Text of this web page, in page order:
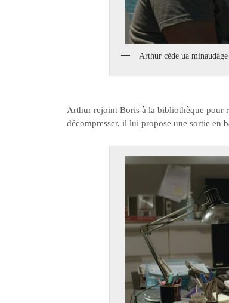
Arthur cède ua
Arthur rejoint Boris à la bibliothèque pour
décompresser, il lui propose une sortie en